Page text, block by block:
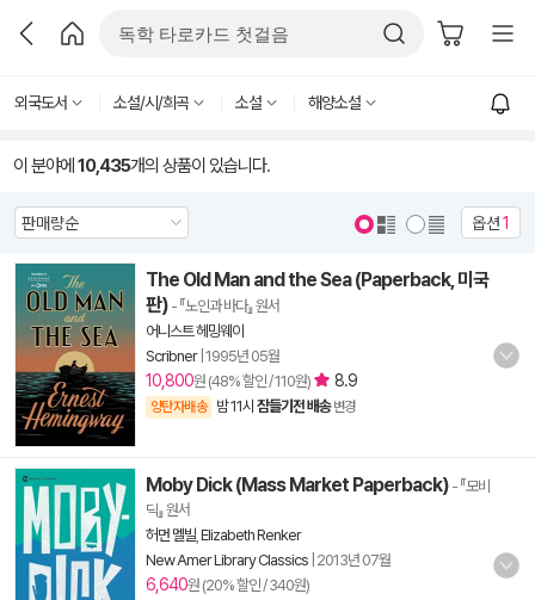
외국도서 소설/시/희곡 소설 해양소설
이 분야에 10,435개의 상품이 있습니다.
옵션1
The Old Man and the Sea (Paperback, 미국
판) - 『노인과 바다』 원서
어니스트 헤밍웨이
Scribner| 1995년 05월
10,800원 (48% 할인 / 110원) 8.9
양탄자배송 밤 11시 잠들기전 배송 변경
Moby Dick (Mass Market Paperback) - 『모비
딕』 원서
허먼 멜빌 Elizabeth Renker
New Amer Library Classics 2013년 07월
6,640원 (20% 할인 / 340원)